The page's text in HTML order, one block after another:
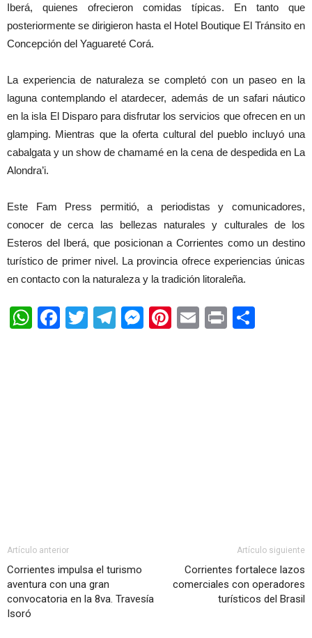
Iberá, quienes ofrecieron comidas típicas. En tanto que
posteriormente se dirigieron hasta el Hotel Boutique El Tránsito en
Concepción del Yaguareté Corá.
La experiencia de naturaleza se completó con un paseo en la
laguna contemplando el atardecer, además de un safari náutico
en la isla El Disparo para disfrutar los servicios que ofrecen en un
glamping. Mientras que la oferta cultural del pueblo incluyó una
cabalgata y un show de chamamé en la cena de despedida en La
Alondra’i.
Este Fam Press permitió, a periodistas y comunicadores,
conocer de cerca las bellezas naturales y culturales de los
Esteros del Iberá, que posicionan a Corrientes como un destino
turístico de primer nivel. La provincia ofrece experiencias únicas
en contacto con la naturaleza y la tradición litoraleña.
WhatsApp
Facebook
TwitterTelegram
Messenger
Pinterest
EmailPrint
Artículo anterior
Corrientes impulsa el turismo
aventura con una gran
convocatoria en la 8va. Travesía
Isoró
Artículo siguiente
Corrientes fortalece lazos
comerciales con operadores
turísticos del Brasil